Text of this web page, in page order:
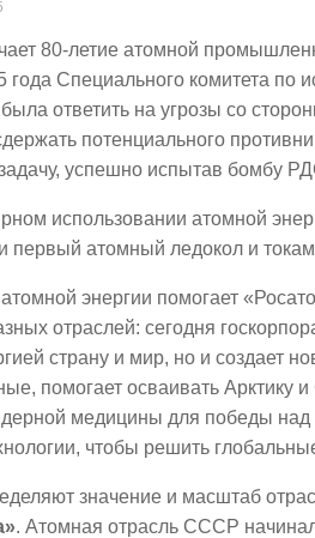
80-летие атомной
года Специального комитета по
ответить на угрозы со
потенциального
успешно испытав бомбу
использовании атомной
первый атомный ледокол и
энергии помогает
отраслей: сегодня
страну и мир, но и создает
помогает осваивать Арктику
медицины для победы
чтобы решить
значение и масштаб
». Атомная отрасль СССР